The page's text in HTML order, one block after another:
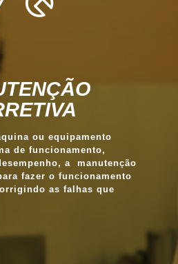
ou equipamento
de funcionamento,
a manutenção
fazer o funcionamento
as falhas que